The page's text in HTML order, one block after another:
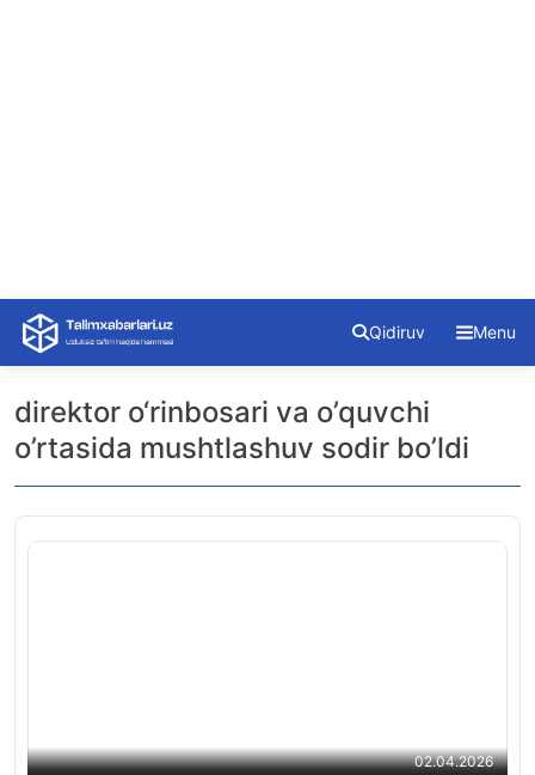
Skip
content
Qidiruv Menu
direktor o‘rinbosari va o’quvchi
o’rtasida mushtlashuv sodir bo’ldi
02.04.2026